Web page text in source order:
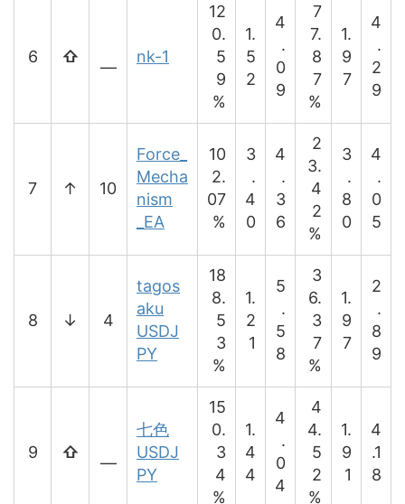
6 ⇧
―
nk-1
12
0.
5
9
%
1.
5
2
4
.
0
9
7
7.
8
7
%
1.
9
7
4
.
2
9
7 ↑ 10
Force_
Mecha
nism
_EA
10
2.
07
%
3
.
4
0
4
.
3
6
2
3.
4
2
%
3
.
8
0
4
.
0
5
8 ↓ 4
tagos
aku
USDJ
PY
18
8.
5
3
%
1.
2
1
5
.
5
8
3
6.
3
7
%
1.
9
7
2
.
8
9
9 ⇧
―
七色
USDJ
PY
15
0.
3
4
%
1.
4
4
4
.
0
4
4
4.
5
2
%
1.
9
1
4
.1
8